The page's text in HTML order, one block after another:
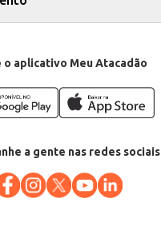
o aplicativo Meu Atacadão
a gente nas redes sociais